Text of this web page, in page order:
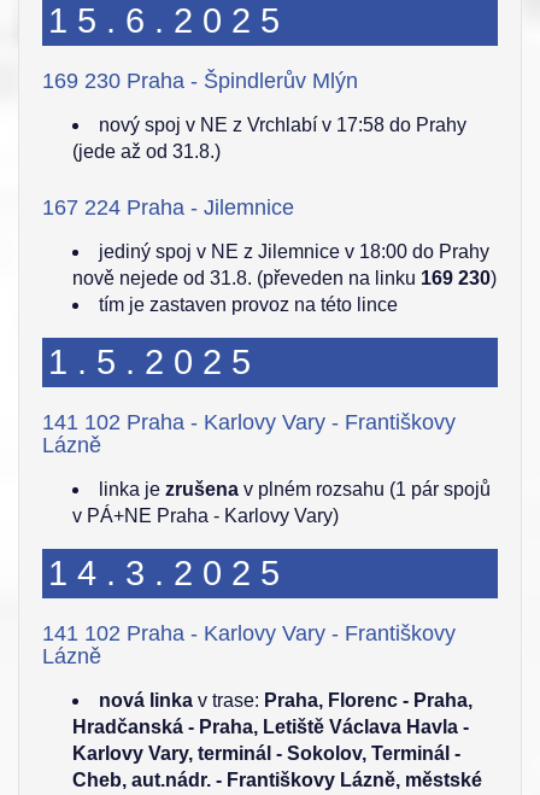
15.6.2025
169 230 Praha - Špindlerův Mlýn
nový spoj v NE z Vrchlabí v 17:58 do Prahy
(jede až od 31.8.)
167 224 Praha - Jilemnice
jediný spoj v NE z Jilemnice v 18:00 do Prahy
nově nejede od 31.8. (převeden na linku 169 230)
tím je zastaven provoz na této lince
1.5.2025
141 102 Praha - Karlovy Vary - Františkovy
Lázně
linka je zrušena v plném rozsahu (1 pár spojů
v PÁ+NE Praha - Karlovy Vary)
14.3.2025
141 102 Praha - Karlovy Vary - Františkovy
Lázně
nová linka v trase: Praha, Florenc - Praha,
Hradčanská - Praha, Letiště Václava Havla -
Karlovy Vary, terminál - Sokolov, Terminál -
Cheb, aut.nádr. - Františkovy Lázně, městské